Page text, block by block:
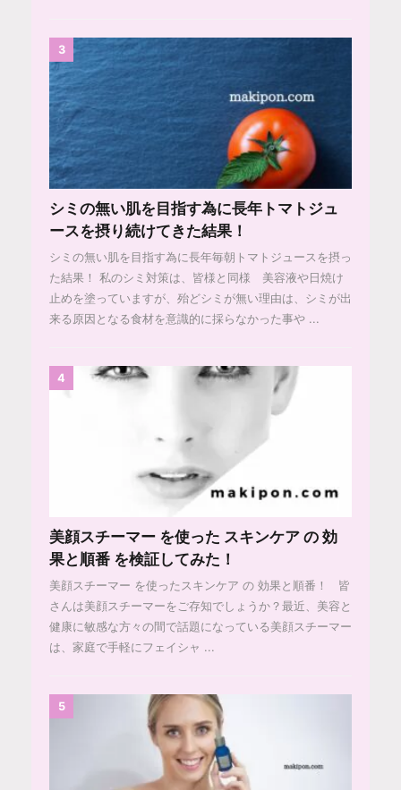
3
シミの無い肌を目指す為に長年トマトジュ
ースを摂り続けてきた結果！
シミの無い肌を目指す為に長年毎朝トマトジュースを摂っ
た結果！ 私のシミ対策は、皆様と同様 美容液や日焼け
止めを塗っていますが、殆どシミが無い理由は、シミが出
来る原因となる食材を意識的に採らなかった事や ...
4
美顔スチーマー を使った スキンケア の 効
果と順番 を検証してみた！
美顔スチーマー を使ったスキンケア の 効果と順番！ 皆
さんは美顔スチーマーをご存知でしょうか？最近、美容と
健康に敏感な方々の間で話題になっている美顔スチーマー
は、家庭で手軽にフェイシャ ...
5